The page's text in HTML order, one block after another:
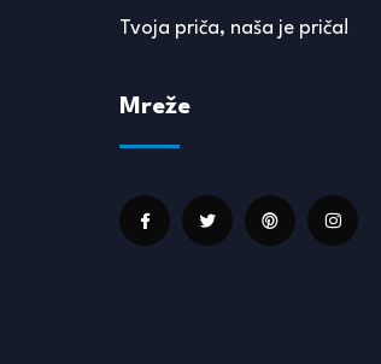
Tvoja priča, naša je priča!
Mreže